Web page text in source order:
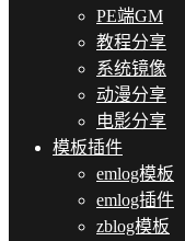
PE端GM
教程分享
系统镜像
动漫分享
电影分享
模板插件
emlog模板
emlog插件
zblog模板